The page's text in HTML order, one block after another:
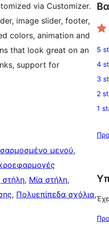
via Customizer.
image slider, footer,
colors, animation and
that look great on an
support for
μενού
στήλη, Μία στήλη
, Πολυεπίπεδα σχόλια ,
7
5-
star
5
1
4-
star
4
0
3-
star
3
2
2-
2
2
star
1